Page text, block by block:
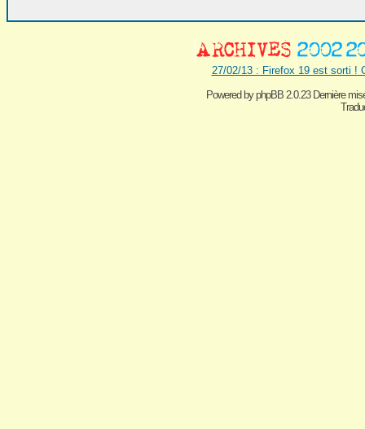
27/02/13 : Firefox 19 est sorti !
Powered byphpBB 2.0.23 Dernière